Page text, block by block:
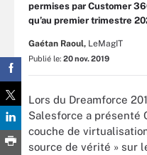
permises par Customer
qu’au premier trimestre
Gaétan Raoul, LeMagIT
Publié le: 20 nov. 2019
Lors du Dreamforce
Salesforce a présenté
couche de
source de vérité » sur